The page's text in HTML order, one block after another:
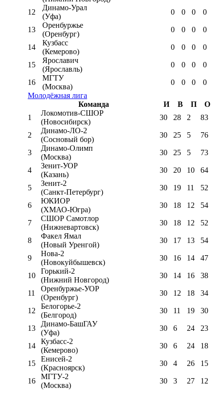
12
Динамо-Урал
(Уфа)
0 0 0 0
13
Оренбуржье
(Оренбург)
0 0 0 0
14
Кузбасс
(Кемерово)
0 0 0 0
15
Ярославич
(Ярославль)
0 0 0 0
16
МГТУ
(Москва)
0 0 0
0
Молодёжная лига
Команда
И В П
О
1
Локомотив-CШОР
(Новосибирск)
30 28 2 83
2
Динамо-ЛО-2
(Сосновый бор)
30 25 5 76
3
Динамо-Олимп
(Москва)
30 25 5 73
4
Зенит-УОР
(Казань)
30 20 10 64
5
Зенит-2
(Санкт-Петербург)
30 19 11 52
6
ЮКИОР
(ХМАО-Югра)
30 18 12 54
7
СШОР Самотлор
(Нижневартовск)
30 18 12 52
8
Факел Ямал
(Новый Уренгой)
30 17 13 54
9
Нова-2
(Новокуйбышевск)
30 16 14 47
10
Горький-2
(Нижний Новгород)
30 14 16 38
11
Оренбуржье-УОР
(Оренбург)
30 12 18 34
12
Белогорье-2
(Белгород)
30 11 19 30
13
Динамо-БашГАУ
(Уфа)
30 6 24 23
14
Кузбасс-2
(Кемерово)
30 6 24 18
15
Енисей-2
(Красноярск)
30 4 26 15
16
МГТУ-2
(Москва)
30 3 27 12